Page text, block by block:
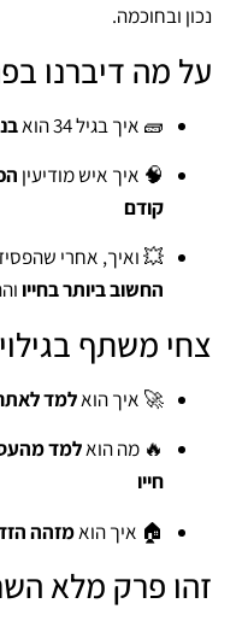
נכון ובחוכמה.
על מה דיברנו
🧱 איך בגיל 34 הוא
🧠 איך איש מודיעין
קודם
💥 ואיך, אחרי
החשוב ביותר בחייו
צחי משתף
🚀 איך הואלמד
🔥 מה הואלמד
חייו
🏠 איך הואמזהה
זהו פרק מלא